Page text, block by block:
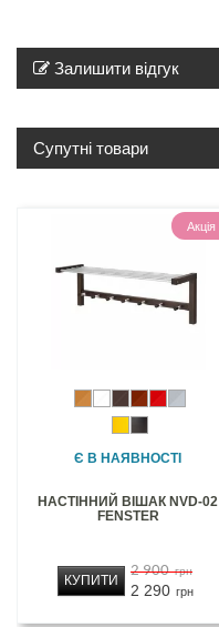
Залишити відгук
Супутні товари
Акція
Є В НАЯВНОСТІ
НАСТІННИЙ ВІШАК NVD-02
FENSTER
2 900 грн
2 290 грн
КУПИТИ